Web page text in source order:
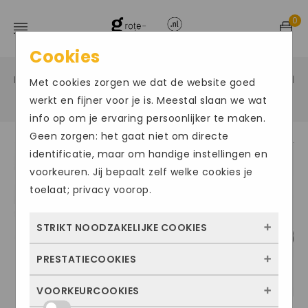
0
Home / Grote maten herenschoenen / Veter gekleed
Cookies
Met cookies zorgen we dat de website goed
werkt en fijner voor je is. Meestal slaan we wat
info op om je ervaring persoonlijker te maken.
Geen zorgen: het gaat niet om directe
identificatie, maar om handige instellingen en
voorkeuren. Jij bepaalt zelf welke cookies je
toelaat; privacy voorop.
STRIKT NOODZAKELIJKE COOKIES
Deze cookies zorgen ervoor dat de website
kunnen niet worden uitgezet. Meestal
PRESTATIECOOKIES
Met deze cookies zien we hoe vaak onze
VOORKEURCOOKIES